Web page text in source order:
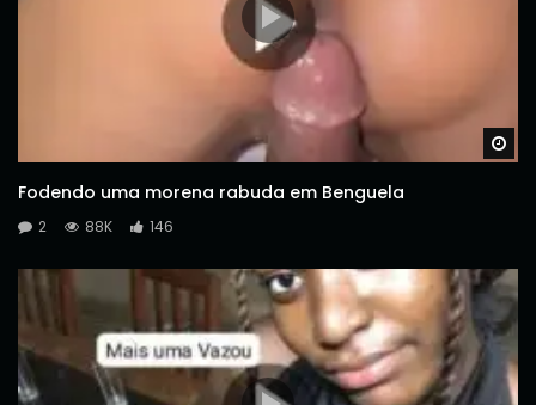
Fodendo uma morena rabuda em Benguela
2 88K 146